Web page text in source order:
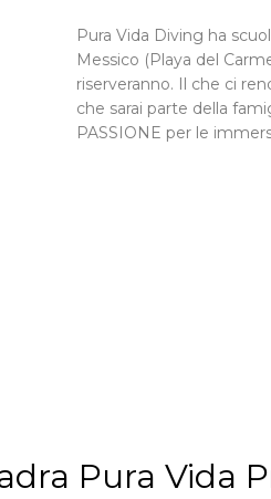
Pura Vida Diving ha
Messico (Playa del
riserveranno. Il che ci
che sarai parte della
PASSIONE per le
Pura Vida